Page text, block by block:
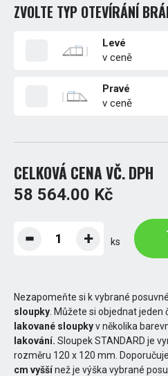
ZVOLTE TYP OTEVÍRÁNÍ
Levé
v ceně
Pravé
v ceně
CELKOVÁ CENA VČ. DPH
58 564.00 Kč
ks
Nezapomeňte si k vybrané
sloupky . Můžete si objednat
lakované sloupkyv několika
lakování. Sloupek STANDARD je
rozměru 120 x 120 mm.
cm vyššínež je výška vybrané